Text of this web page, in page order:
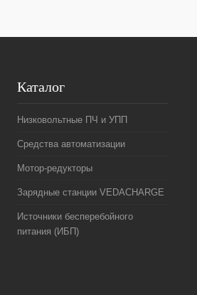
Каталог
Низковольтные ПЧ и УПП
Средства автоматизации
Мотор-редукторы
Зарядные станции VEDACHARGE
Источники бесперебойного
питания (ИБП)